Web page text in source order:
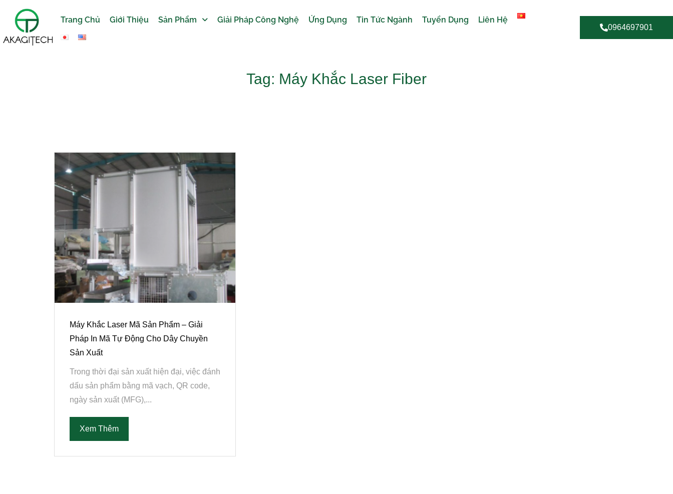
Trang Chủ Giới Thiệu Sản Phẩm Giải Pháp Công Nghệ Ứng Dụng Tin Tức Ngành Tuyển Dụng Liên Hệ
0964697901
Tag: Máy Khắc Laser Fiber
Máy Khắc Laser Mã Sản Phẩm – Giải
Pháp In Mã Tự Động Cho Dây Chuyền
Sản Xuất
Trong thời đại sản xuất hiện đại, việc đánh
dấu sản phẩm bằng mã vạch, QR code,
ngày sản xuất (MFG),...
Xem Thêm